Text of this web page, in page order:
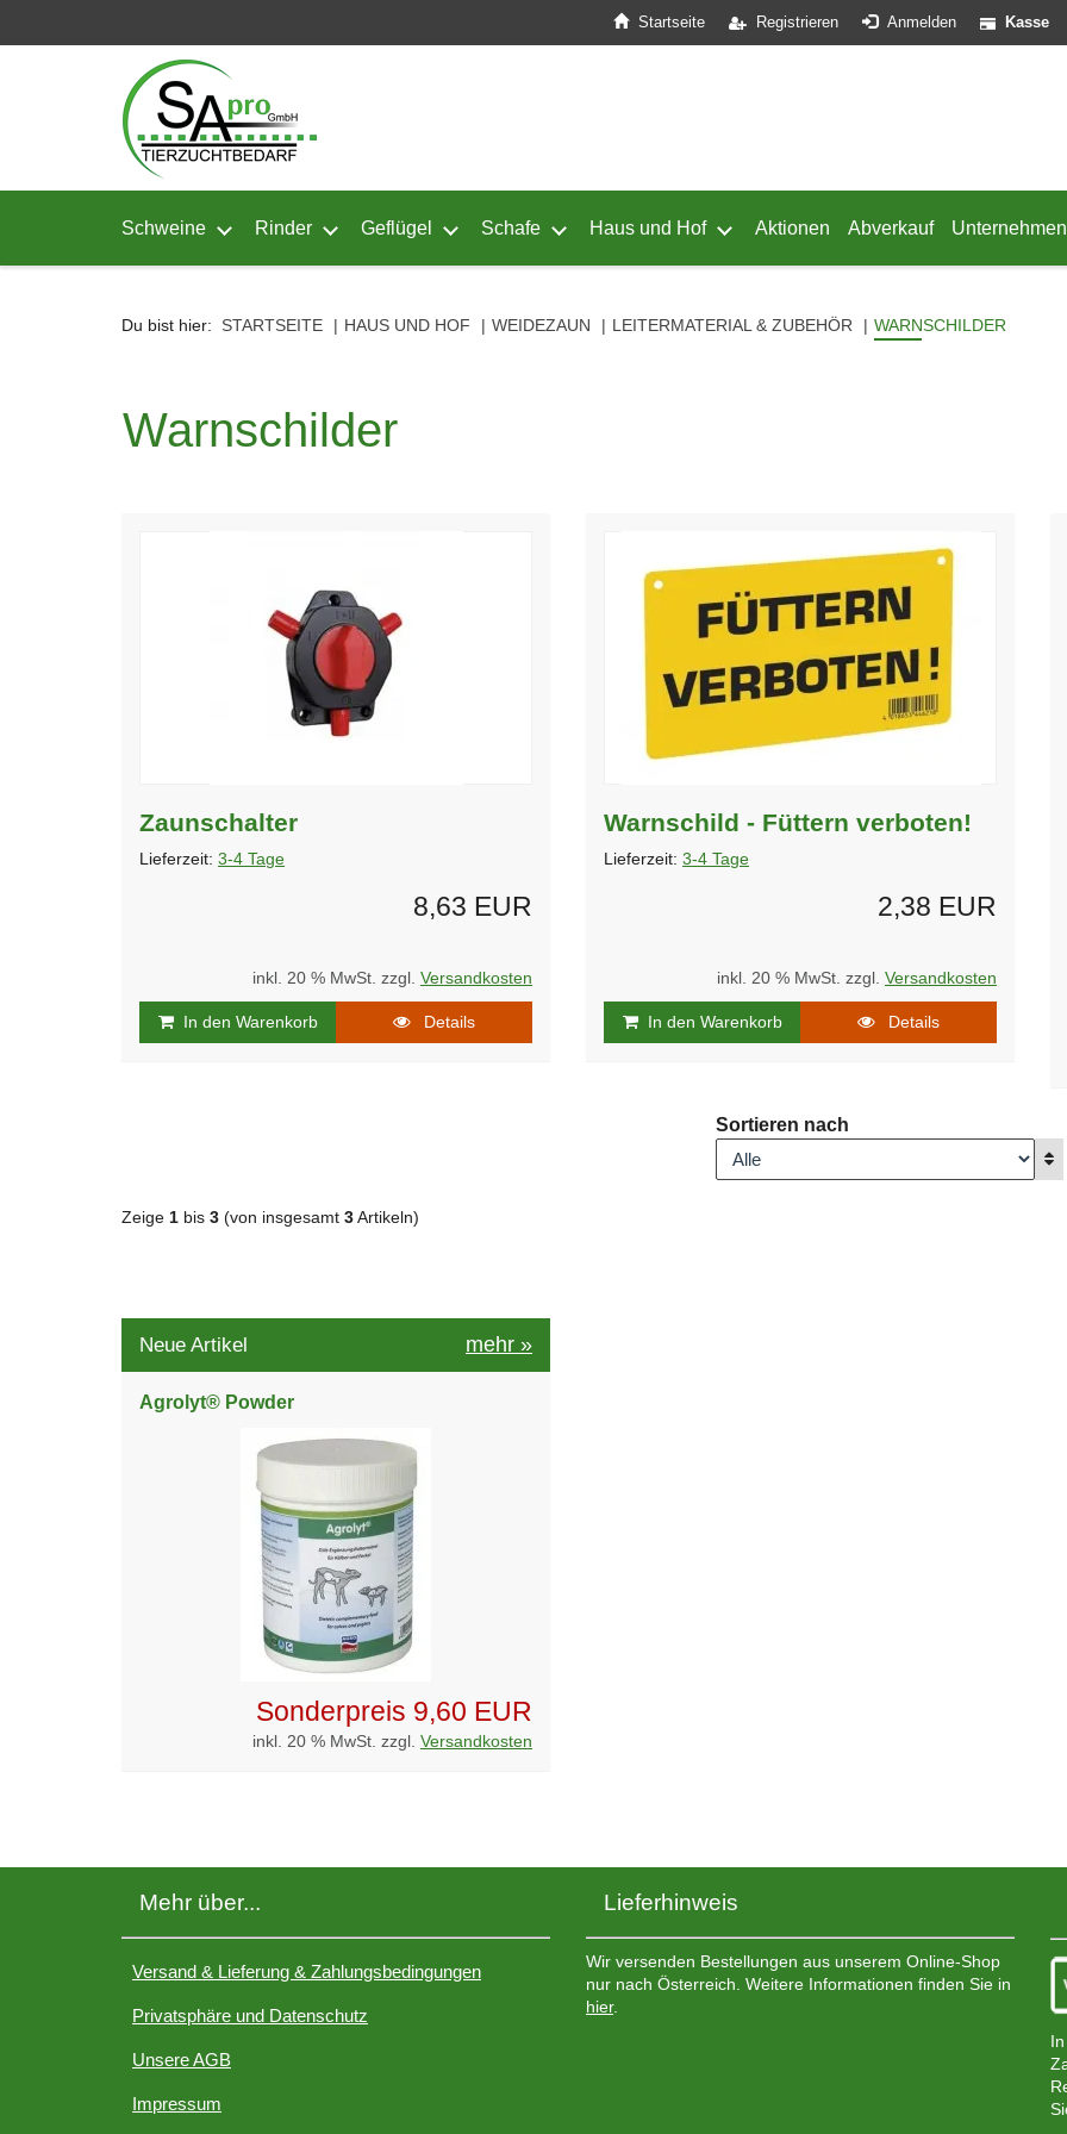
Startseite Registrieren Anmelden Kasse
Schweine Untermenü von Schweine öffnen
Rinder Untermenü von Rinder öffnen
Geflügel Untermenü von Geflügel öffnen
Schafe Untermenü von Schafe öffnen
Haus und Hof Untermenü von Haus und Hof öffnen
Aktionen Abverkauf Unternehmen
Du bist hier: STARTSEITE HAUS UND HOF WEIDEZAUN LEITERMATERIAL & ZUBEHÖR WARNSCHILDER
Warnschilder
Zaunschalter
Lieferzeit: 3-4 Tage
8,63 EUR
inkl. 20 % MwSt. zzgl. Versandkosten
In den Warenkorb Details
Warnschild - Füttern verboten!
Lieferzeit: 3-4 Tage
2,38 EUR
inkl. 20 % MwSt. zzgl. Versandkosten
In den Warenkorb Details
Sortieren nach
Zeige 1 bis 3 (von insgesamt 3 Artikeln)
Neue Artikel mehr »
Agrolyt® Powder
Sonderpreis 9,60 EUR
inkl. 20 % MwSt. zzgl. Versandkosten
Mehr über...
Versand & Lieferung & Zahlungsbedingungen
Privatsphäre und Datenschutz
Unsere AGB
Impressum
Lieferhinweis
Wir versenden Bestellungen aus unserem Online-Shop
nur nach Österreich. Weitere Informationen finden Sie in
hier.